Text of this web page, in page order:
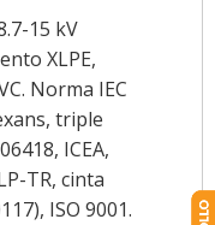
15 kV
XLPE,
Norma IEC
triple
ICEA,
TR, cinta
ISO 9001.